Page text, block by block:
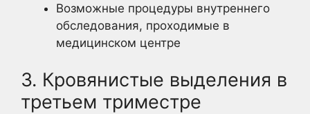
Возможные процедуры внутреннего
обследования, проходимые в
медицинском центре
3. Кровянистые выделения в
третьем триместре